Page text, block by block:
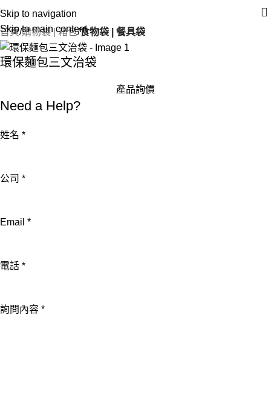
Skip to navigation
Skip to main content
首頁 購物袋 | 箱包 食物袋 | 餐具袋
環保麵包三文治袋
產品詢價
Need a Help?
姓名 *
姓
公
公司 *
Email *
電話 *
詢問內容 *